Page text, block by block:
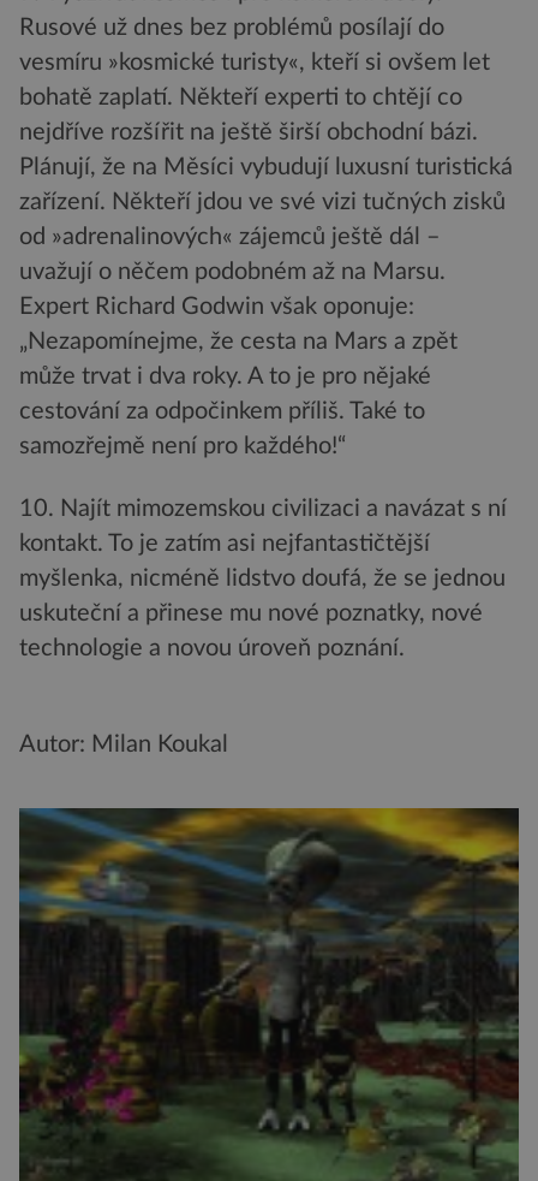
Rusové už dnes bez problémů posílají do
vesmíru »kosmické turisty«, kteří si ovšem let
bohatě zaplatí. Někteří experti to chtějí co
nejdříve rozšířit na ještě širší obchodní bázi.
Plánují, že na Měsíci vybudují luxusní turistická
zařízení. Někteří jdou ve své vizi tučných zisků
od »adrenalinových« zájemců ještě dál –
uvažují o něčem podobném až na Marsu.
Expert Richard Godwin však oponuje:
„Nezapomínejme, že cesta na Mars a zpět
může trvat i dva roky. A to je pro nějaké
cestování za odpočinkem příliš. Také to
samozřejmě není pro každého!“
10. Najít mimozemskou civilizaci a navázat s ní
kontakt. To je zatím asi nejfantastičtější
myšlenka, nicméně lidstvo doufá, že se jednou
uskuteční a přinese mu nové poznatky, nové
technologie a novou úroveň poznání.
Autor: Milan Koukal